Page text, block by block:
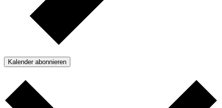
Kalender abonnieren